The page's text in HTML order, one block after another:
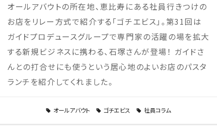
オールアバウトの所在地、恵比寿にある社員行きつけの
お店をリレー方式で紹介する「ゴチエビス」。第31回は
ガイドプロデュースグループで専門家の活躍の場を拡大
する新規ビジネスに携わる、石塚さんが登場！ ガイドさ
んとの打合せにも使うという居心地のよいお店のパスタ
ランチを紹介してくれました。
オールアバウト ゴチエビス 社員コラム